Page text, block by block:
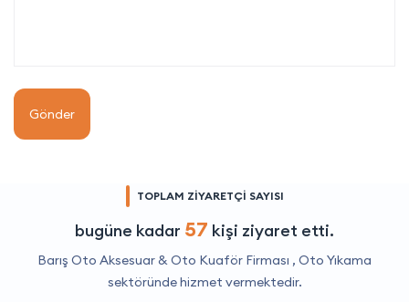
Gönder
TOPLAM ZİYARETÇİ SAYISI
bugüne kadar 57 kişi ziyaret etti.
Barış Oto Aksesuar & Oto Kuaför Firması , Oto Yıkama
sektöründe hizmet vermektedir.